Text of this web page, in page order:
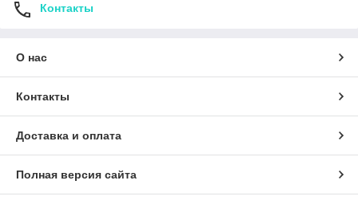
Контакты
О нас
Контакты
Доставка и оплата
Полная версия сайта